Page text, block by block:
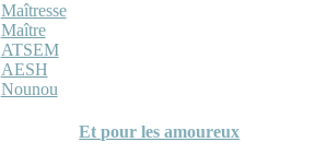
Maîtresse
Maître
ATSEM
AESH
Nounou
Et pour les amoureux